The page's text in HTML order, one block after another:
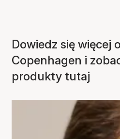
Dowiedz się więcej
Copenhagen i
produkty tutaj